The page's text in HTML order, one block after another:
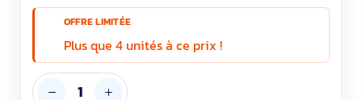
OFFRE LIMITÉE
Plus que 4 unités à ce prix !